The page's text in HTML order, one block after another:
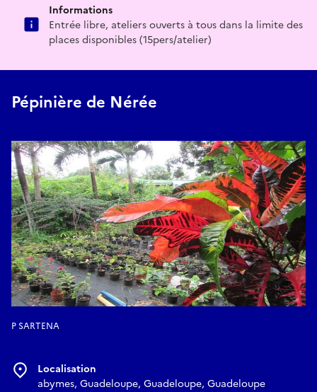
Informations
Entrée libre, ateliers ouverts à tous dans la limite des
places disponibles (15pers/atelier)
Pépinière de Nérée
P SARTENA
Localisation
abymes, Guadeloupe, Guadeloupe, Guadeloupe